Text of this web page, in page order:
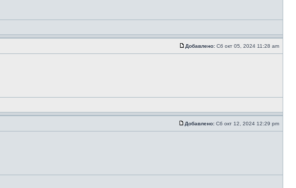
Добавлено: Сб окт 05, 2024 11:28 am
Добавлено: Сб окт 12, 2024 12:29 pm